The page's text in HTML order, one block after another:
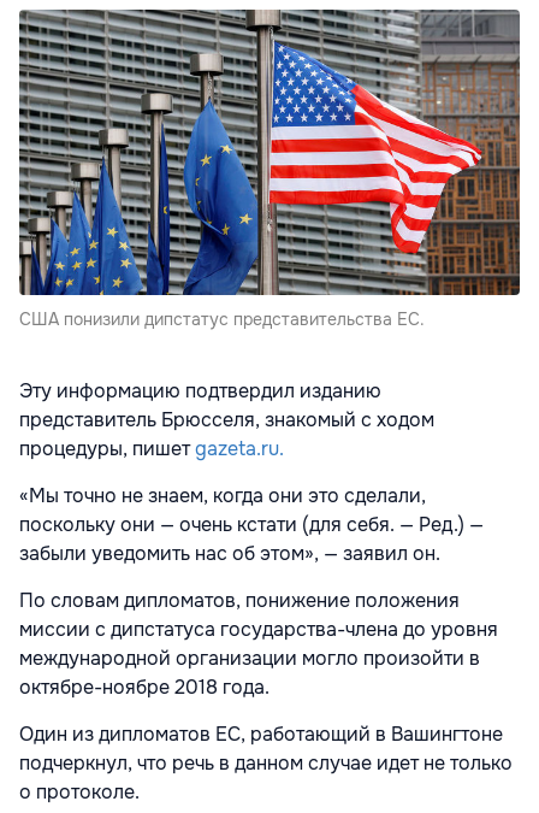
США понизили дипстатус представительства ЕС.
Эту информацию подтвердил изданию
представитель Брюсселя, знакомый с ходом
процедуры, пишетgazeta.ru.
«Мы точно не знаем, когда они это сделали,
поскольку они — очень кстати (для себя. — Ред.) —
забыли уведомить нас об этом», — заявил он.
По словам дипломатов, понижение положения
миссии с дипстатуса государства-члена до уровня
международной организации могло произойти в
октябре-ноябре 2018 года.
Один из дипломатов ЕС, работающий в Вашингтоне
подчеркнул, что речь в данном случае идет не только
о протоколе.